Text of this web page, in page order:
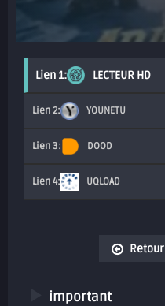
LECTEUR HD
YOUNETU
DOOD
UQLOAD
Retour
important